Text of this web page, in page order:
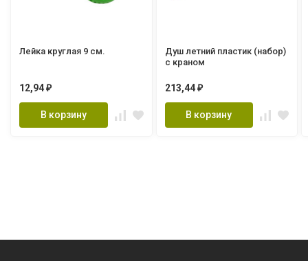
Лейка круглая 9 см.
12,94 ₽
В корзину
Душ летний пластик (набор)
с краном
213,44 ₽
В корзину